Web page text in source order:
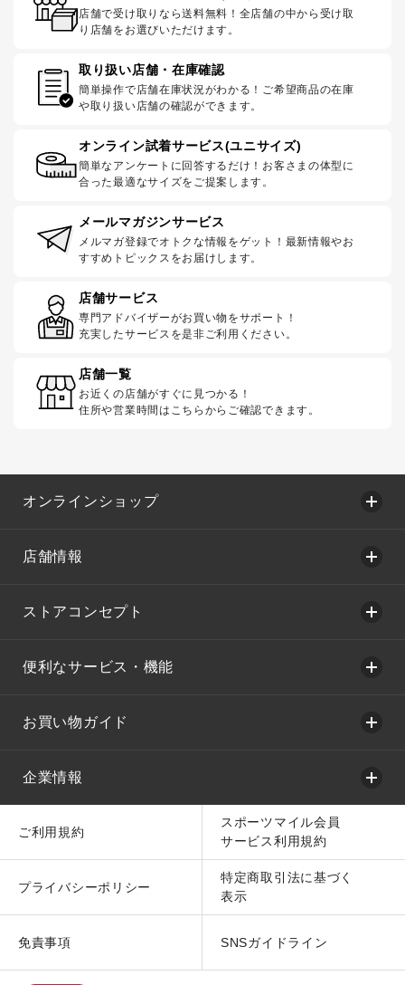
店舗で受け取りなら送料無料！全店舗の中から受け取
り店舗をお選びいただけます。
取り扱い店舗・在庫確認
簡単操作で店舗在庫状況がわかる！ご希望商品の在庫
や取り扱い店舗の確認ができます。
オンライン試着サービス(ユニサイズ)
簡単なアンケートに回答するだけ！お客さまの体型に
合った最適なサイズをご提案します。
メールマガジンサービス
メルマガ登録でオトクな情報をゲット！最新情報やお
すすめトピックスをお届けします。
店舗サービス
専門アドバイザーがお買い物をサポート！
充実したサービスを是非ご利用ください。
店舗一覧
お近くの店舗がすぐに見つかる！
住所や営業時間はこちらからご確認できます。
オンラインショップ
店舗情報
ストアコンセプト
便利なサービス・機能
お買い物ガイド
企業情報
ご利用規約
スポーツマイル会員
サービス利用規約
プライバシーポリシー
特定商取引法に基づく
表示
免責事項 SNSガイドライン